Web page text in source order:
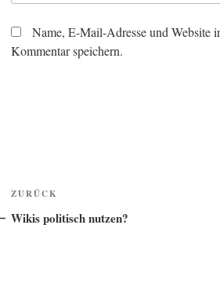
Name, E-Mail-Adresse und Website
Kommentar speichern.
Beitragsnavigation
Vorheriger
Beitrag
ZURÜCK
Wikis politisch nutzen?